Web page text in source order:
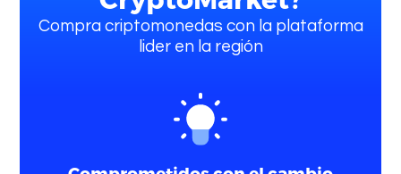
Compra criptomonedas con la plataforma
lider en la región